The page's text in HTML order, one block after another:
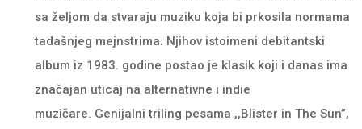
sa željom da stvaraju muziku koja bi prkosila normama
tadašnjeg mejnstrima. Njihov istoimeni debitantski
album iz 1983. godine postao je klasik koji i danas ima
značajan uticaj na alternativne i indie
muzičare. Genijalni triling pesama ,,Blister in The Sun”,